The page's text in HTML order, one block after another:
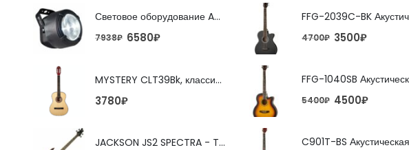
Световое оборудование ADJ FX Beam
7938₽ 6580₽
MYSTERY CLT39Bk, классическая гитара
3780₽
JACKSON JS2 SPECTRA - TOBACCO BURST 4-струнная бас-гитара
4700₽ 3500₽
5400₽ 4500₽